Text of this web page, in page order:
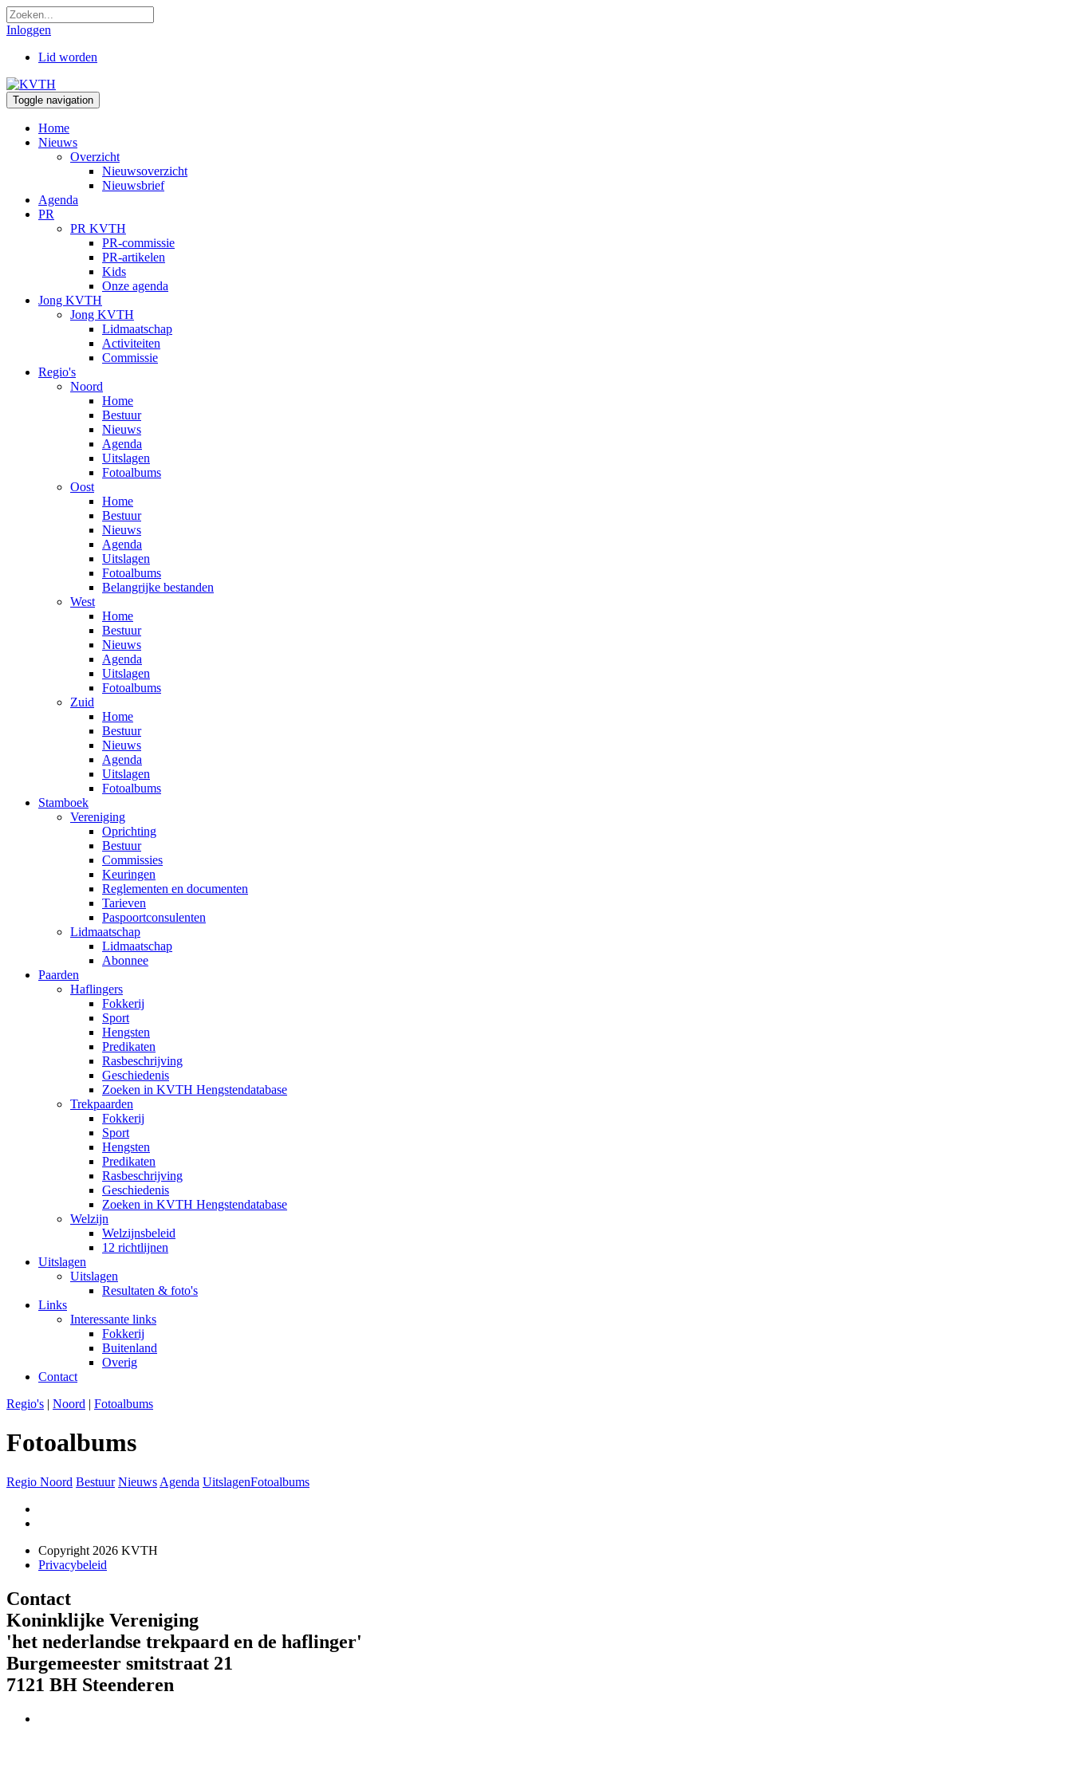
Inloggen
Lid worden
Toggle navigation
Home
Nieuws
Overzicht
Nieuwsoverzicht
Nieuwsbrief
Agenda
PR
PR KVTH
PR-commissie
PR-artikelen
Kids
Onze agenda
Jong KVTH
Jong KVTH
Lidmaatschap
Activiteiten
Commissie
Regio's
Noord
Home
Bestuur
Nieuws
Agenda
Uitslagen
Fotoalbums
Oost
Home
Bestuur
Nieuws
Agenda
Uitslagen
Fotoalbums
Belangrijke bestanden
West
Home
Bestuur
Nieuws
Agenda
Uitslagen
Fotoalbums
Zuid
Home
Bestuur
Nieuws
Agenda
Uitslagen
Fotoalbums
Stamboek
Vereniging
Oprichting
Bestuur
Commissies
Keuringen
Reglementen en documenten
Tarieven
Paspoortconsulenten
Lidmaatschap
Lidmaatschap
Abonnee
Paarden
Haflingers
Fokkerij
Sport
Hengsten
Predikaten
Rasbeschrijving
Geschiedenis
Zoeken in KVTH Hengstendatabase
Trekpaarden
Fokkerij
Sport
Hengsten
Predikaten
Rasbeschrijving
Geschiedenis
Zoeken in KVTH Hengstendatabase
Welzijn
Welzijnsbeleid
12 richtlijnen
Uitslagen
Uitslagen
Resultaten & foto's
Links
Interessante links
Fokkerij
Buitenland
Overig
Contact
Regio's | Noord | Fotoalbums
Fotoalbums
Regio Noord Bestuur Nieuws Agenda UitslagenFotoalbums
Copyright 2026 KVTH
Privacybeleid
Contact
Koninklijke Vereniging
'het nederlandse trekpaard en de haflinger'
Burgemeester smitstraat 21
7121 BH Steenderen